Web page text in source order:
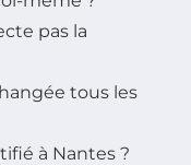
pas la
tous les
à Nantes ?